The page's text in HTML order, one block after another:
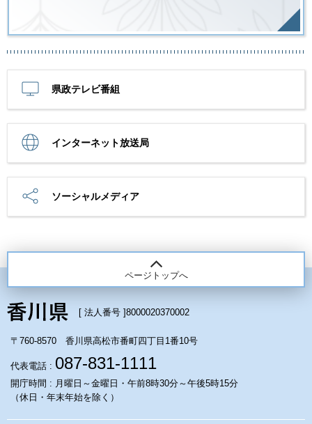
県政テレビ番組
インターネット放送局
ソーシャルメディア
ページトップへ
[ 法人番号 ]8000020370002
〒760-8570 香川県高松市番町四丁目1番10号
代表電話 : 087-831-1111
開庁時間 : 月曜日～金曜日・午前8時30分～午後5時15分
（休日・年末年始を除く）